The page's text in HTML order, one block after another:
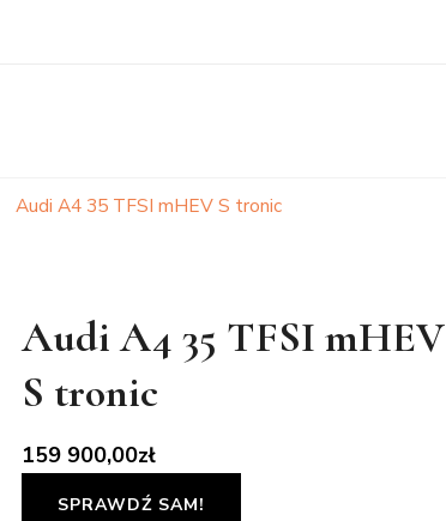
Audi A4 35 TFSI mHEV S tronic
Audi A4 35 TFSI mHEV
S tronic
159 900,00zł
SPRAWDŹ SAM!